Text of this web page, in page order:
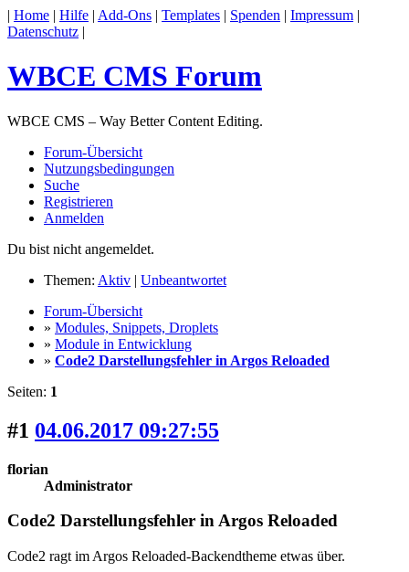
| Home | Hilfe | Add-Ons | Templates | Spenden | Impressum |
Datenschutz |
WBCE CMS Forum
WBCE CMS – Way Better Content Editing.
Forum-Übersicht
Nutzungsbedingungen
Suche
Registrieren
Anmelden
Du bist nicht angemeldet.
Themen: Aktiv | Unbeantwortet
Forum-Übersicht
» Modules, Snippets, Droplets
» Module in Entwicklung
» Code2 Darstellungsfehler in Argos Reloaded
Seiten: 1
#1 04.06.2017 09:27:55
florian
Administrator
Code2 Darstellungsfehler in Argos Reloaded
Code2 ragt im Argos Reloaded-Backendtheme etwas über.